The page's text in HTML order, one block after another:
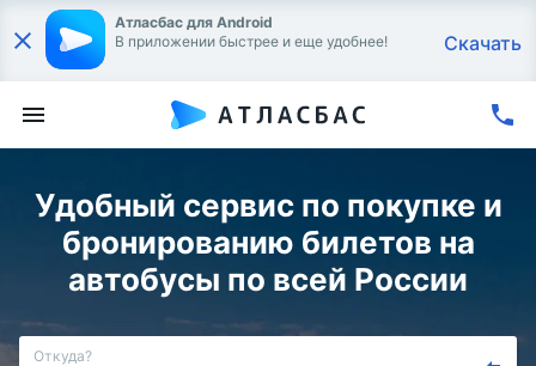
Атласбас для Android
В приложении быстрее и еще удобнее!
Скачать
Удобный сервис по покупке и
бронированию билетов на
автобусы по всей России
Откуда?